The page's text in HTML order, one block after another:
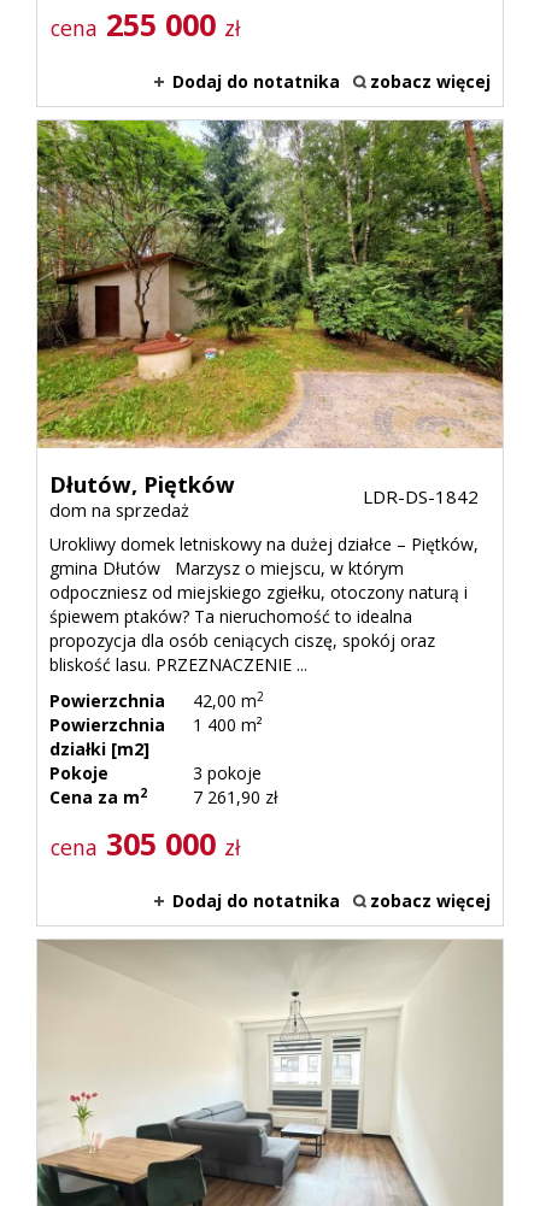
cena 255 000 zł
Dodaj do notatnika zobacz więcej
Dłutów, Piętków
dom na sprzedaż
LDR-DS-1842
Urokliwy domek letniskowy na dużej działce – Piętków,
gmina Dłutów Marzysz o miejscu, w którym
odpoczniesz od miejskiego zgiełku, otoczony naturą i
śpiewem ptaków? Ta nieruchomość to idealna
propozycja dla osób ceniących ciszę, spokój oraz
bliskość lasu. PRZEZNACZENIE ...
Powierzchnia
42,00 m2
Powierzchnia
działki [m2]
1 400 m²
Pokoje
3 pokoje
Cena za m2 7 261,90 zł
cena 305 000 zł
Dodaj do notatnika zobacz więcej